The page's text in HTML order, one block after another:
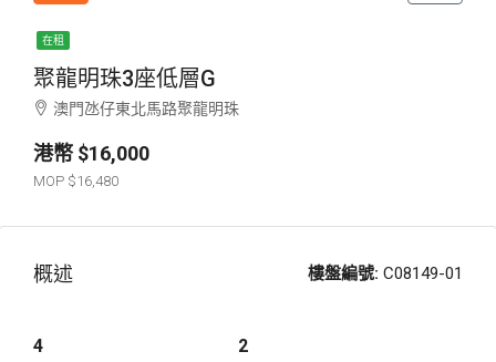
在租
聚龍明珠3座低層G
澳門氹仔東北馬路聚龍明珠
$16,000
$16,480
概述 樓盤編號: C08149-01
4 2